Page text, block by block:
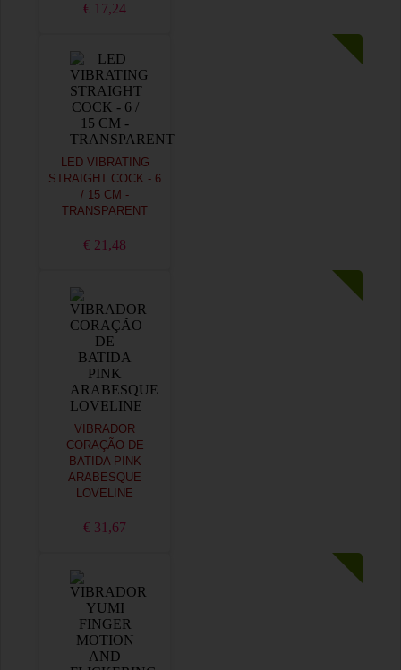
€ 17,24
LED VIBRATING
STRAIGHT COCK - 6
/ 15 CM -
TRANSPARENT
€ 21,48
VIBRADOR
CORAÇÃO DE
BATIDA PINK
ARABESQUE
LOVELINE
€ 31,67